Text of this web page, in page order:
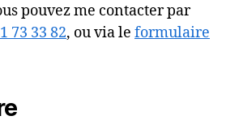
pouvez me contacter par
73 33 82, ou via le formulaire